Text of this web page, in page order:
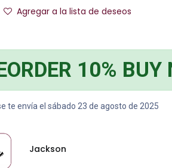
Agregar a la lista de deseos
10% BUY
te envía el sábado 23 de agosto de 2025
Jackson